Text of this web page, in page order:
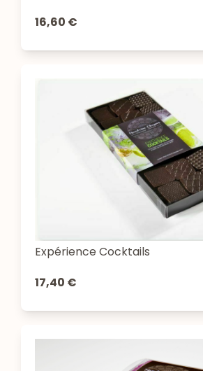
16,60 €
Expérience Cocktails
17,40 €